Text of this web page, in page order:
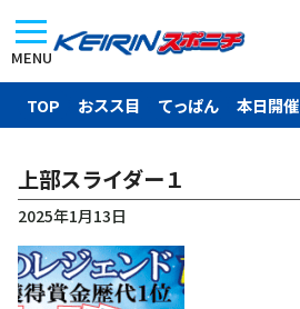
MENU
TOP おスス目 てっぱん 本日開催
上部スライダー１
2025年1月13日